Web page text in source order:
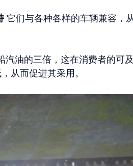
它们与各种各样的车辆兼容，
油的三倍，这在消费者的可
从而促进其采用。